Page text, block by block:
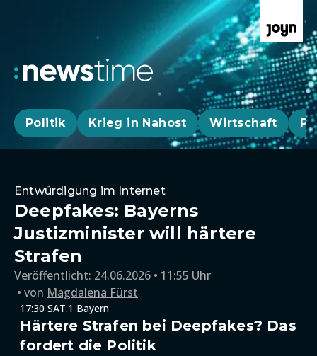
Politik Krieg in Nahost Wirtschaft
Entwürdigung im Internet
Deepfakes: Bayerns
Justizminister will härtere
Strafen
Veröffentlicht: 24.06.2026 • 11:55 Uhr
von Magdalena Fürst
17:30 SAT.1 Bayern
Härtere Strafen bei Deepfakes? Das
fordert die Politik